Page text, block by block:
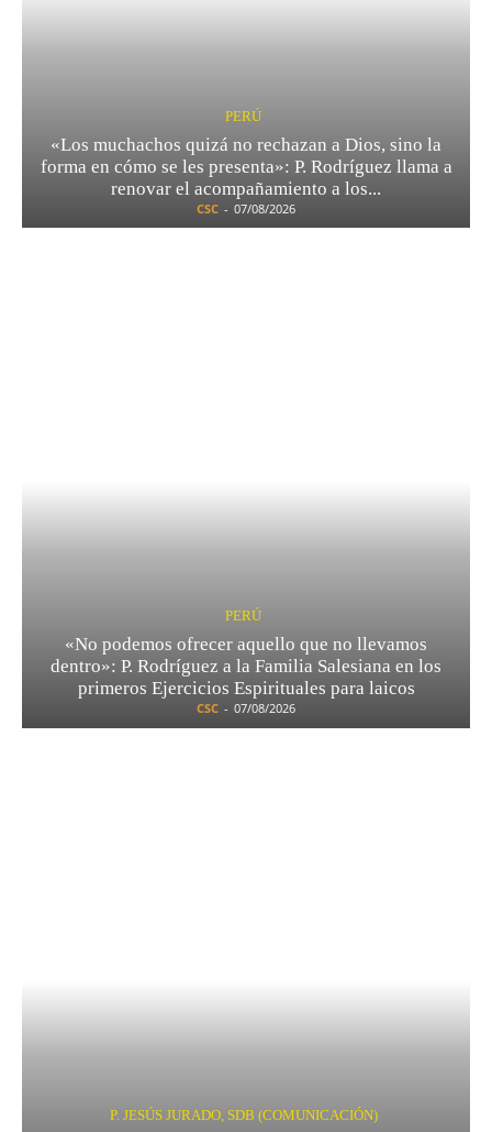
PERÚ
«Los muchachos quizá no rechazan a Dios, sino la
forma en cómo se les presenta»: P. Rodríguez llama a
renovar el acompañamiento a los...
CSC - 07/08/2026
PERÚ
«No podemos ofrecer aquello que no llevamos
dentro»: P. Rodríguez a la Familia Salesiana en los
primeros Ejercicios Espirituales para laicos
CSC - 07/08/2026
P. JESÚS JURADO, SDB (COMUNICACIÓN)